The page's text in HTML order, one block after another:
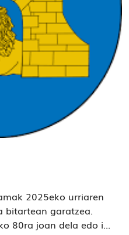
2025eko urriaren
bitartean garatzea.
80ra joan dela edo i...